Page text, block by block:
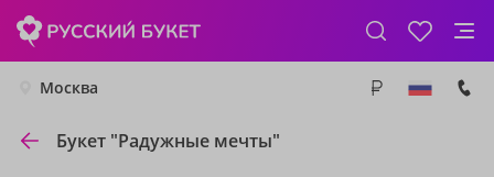
Москва
Букет "Радужные мечты"